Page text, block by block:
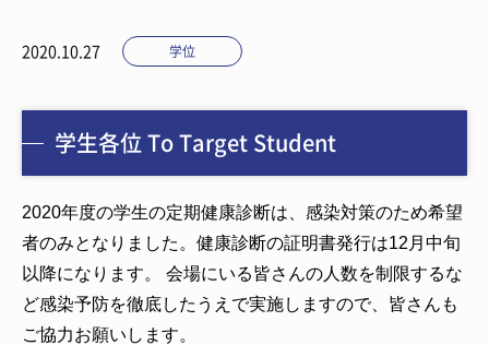
2020.10.27 学位
学生各位 To Target Student
2020年度の学生の定期健康診断は、感染対策のため希望
者のみとなりました。健康診断の証明書発行は12月中旬
以降になります。 会場にいる皆さんの人数を制限するな
ど感染予防を徹底したうえで実施しますので、皆さんも
ご協力お願いします。